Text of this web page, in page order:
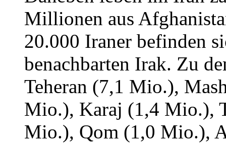
Millionen aus
20.000 Iraner befinden
benachbarten Irak. Zu
Teheran (7,1 Mio.),
Mio.), Karaj (1,4 Mio.),
Mio.), Qom (1,0 Mio.),